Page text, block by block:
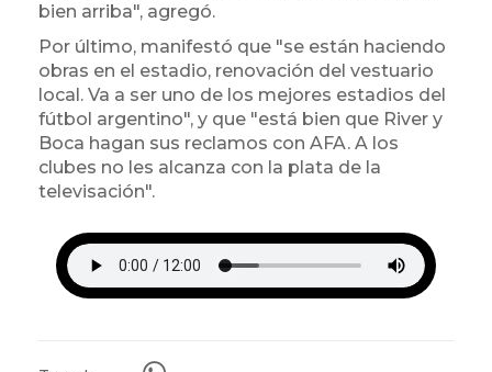
bien arriba", agregó.
Por último, manifestó que "se están haciendo
obras en el estadio, renovación del vestuario
local. Va a ser uno de los mejores estadios del
fútbol argentino", y que "está bien que River y
Boca hagan sus reclamos con AFA. A los
clubes no les alcanza con la plata de la
televisación".